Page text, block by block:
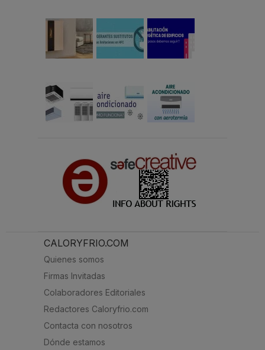
CALORYFRIO.COM
Quienes somos
Firmas Invitadas
Colaboradores Editoriales
Redactores Caloryfrio.com
Contacta con nosotros
Dónde estamos